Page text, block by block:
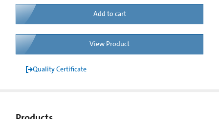
Add to cart
View Product
Quality Certificate